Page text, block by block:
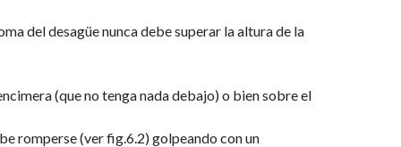
del desagüe nunca debe superar la altura de la
(que no tenga nada debajo) o bien sobre el
romperse (ver fig.6.2) golpeando con un